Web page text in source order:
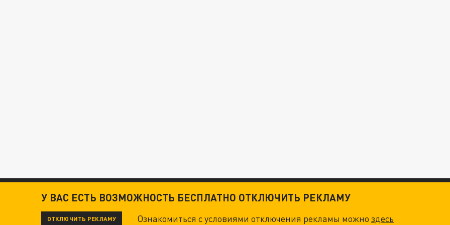
У ВАС ЕСТЬ ВОЗМОЖНОСТЬ БЕСПЛАТНО ОТКЛЮЧИТЬ РЕКЛАМУ
ОТКЛЮЧИТЬ РЕКЛАМУ Ознакомиться с условиями отключения рекламы можноздесь